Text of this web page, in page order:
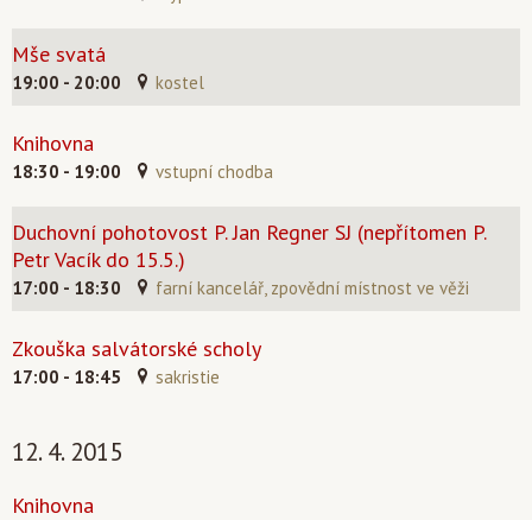
Mše svatá
19:00 - 20:00 kostel
Knihovna
18:30 - 19:00 vstupní chodba
Duchovní pohotovost P. Jan Regner SJ (nepřítomen P.
Petr Vacík do 15.5.)
17:00 - 18:30 farní kancelář, zpovědní místnost ve věži
Zkouška salvátorské scholy
17:00 - 18:45 sakristie
12. 4. 2015
Knihovna